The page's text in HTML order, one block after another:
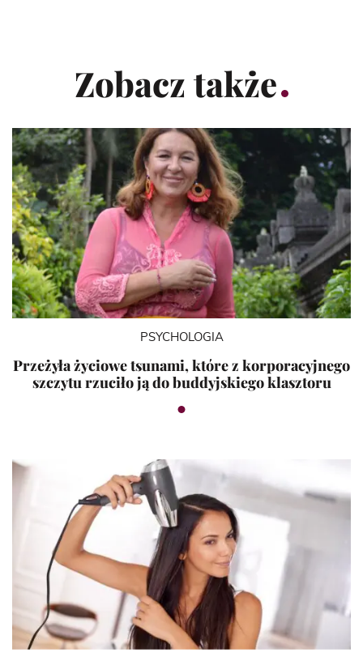
Zobacz także
PSYCHOLOGIA
Przeżyła życiowe tsunami, które z korporacyjnego
szczytu rzuciło ją do buddyjskiego klasztoru